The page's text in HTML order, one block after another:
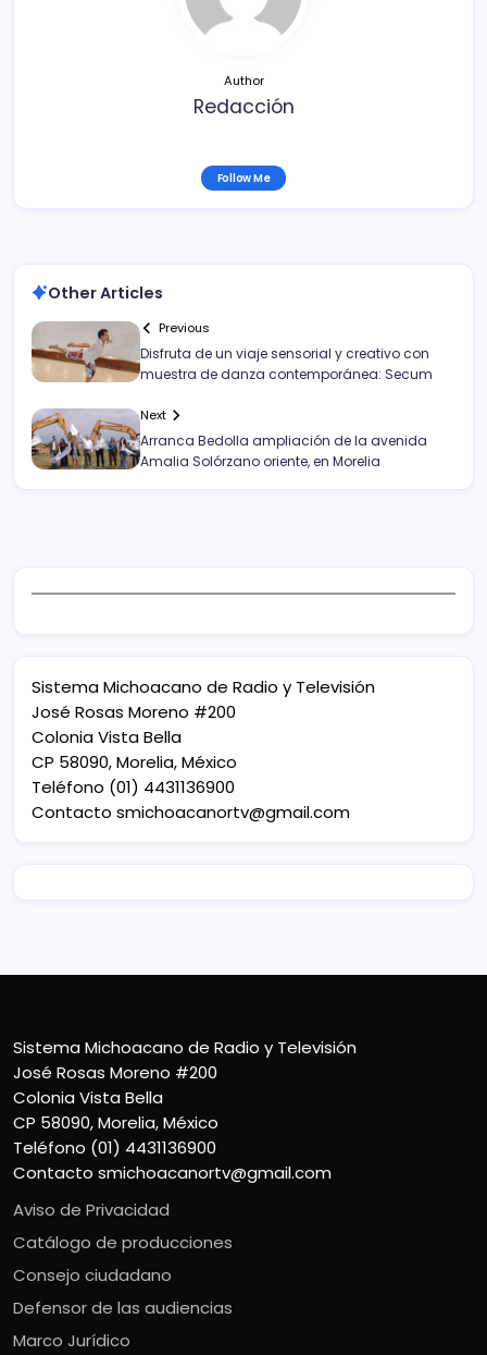
Author
Redacción
Follow Me
Other Articles
Previous
Disfruta de un viaje sensorial y creativo con
muestra de danza contemporánea: Secum
Next
Arranca Bedolla ampliación de la avenida
Amalia Solórzano oriente, en Morelia
Sistema Michoacano de Radio y Televisión
José Rosas Moreno #200
Colonia Vista Bella
CP 58090, Morelia, México
Teléfono (01) 4431136900
Contacto smichoacanortv@gmail.com
Sistema Michoacano de Radio y Televisión
José Rosas Moreno #200
Colonia Vista Bella
CP 58090, Morelia, México
Teléfono (01) 4431136900
Contacto smichoacanortv@gmail.com
Aviso de Privacidad
Catálogo de producciones
Consejo ciudadano
Defensor de las audiencias
Marco Jurídico